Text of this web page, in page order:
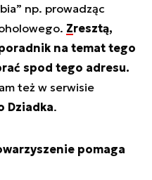
np. prowadząc
Zresztą,
na temat tego
spod tego adresu.
też w serwisie
Dziadka.
pomaga